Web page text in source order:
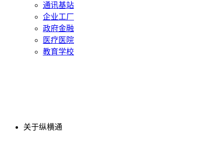
通讯基站
企业工厂
政府金融
医疗医院
教育学校
关于纵横通